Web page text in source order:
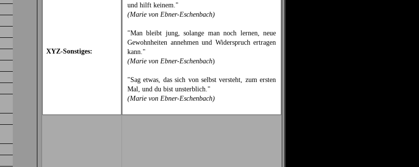
XYZ-Sonstiges:
und hilft keinem."
(Marie von Ebner-Eschenbach)
"Man bleibt jung, solange man noch lernen, neue
Gewohnheiten annehmen und Widerspruch ertragen
kann."
(Marie von Ebner-Eschenbach)
"Sag etwas, das sich von selbst versteht, zum ersten
Mal, und du bist unsterblich."
(Marie von Ebner-Eschenbach)